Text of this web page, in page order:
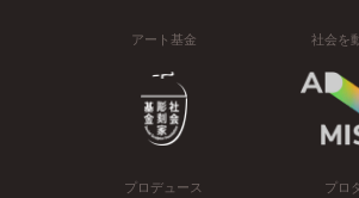
アート基金 社会を
プロデュース プロ